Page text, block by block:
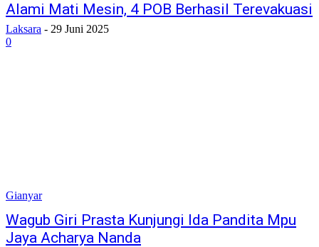
Alami Mati Mesin, 4 POB Berhasil Terevakuasi
Laksara - 29 Juni 2025
0
Gianyar
Wagub Giri Prasta Kunjungi Ida Pandita Mpu
Jaya Acharya Nanda